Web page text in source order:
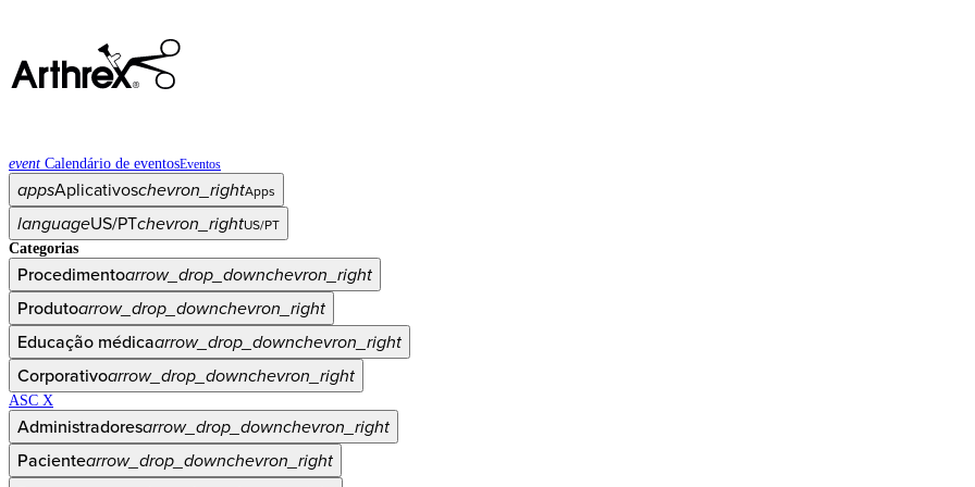
event Calendário de eventosEventos
appsAplicativoschevron_rightApps
languageUS/PTchevron_rightUS/PT
Categorias
Procedimentoarrow_drop_downchevron_right
Produtoarrow_drop_downchevron_right
Educação médicaarrow_drop_downchevron_right
Corporativoarrow_drop_downchevron_right
ASC X
Administradoresarrow_drop_downchevron_right
Pacientearrow_drop_downchevron_right